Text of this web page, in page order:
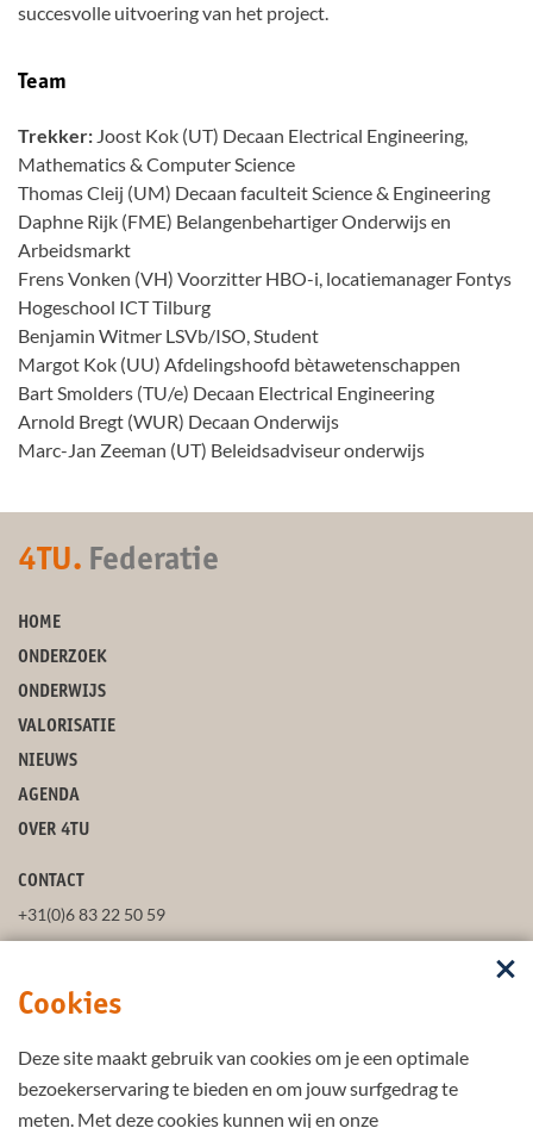
Cookies
Deze site maakt gebruik van cookies om je een optimale
bezoekerservaring te bieden en om jouw surfgedrag te
meten. Met deze cookies kunnen wij en onze
succesvolle uitvoering van het project.
Team
Trekker: Joost Kok (UT) Decaan Electrical Engineering,
Mathematics & Computer Science
Thomas Cleij (UM) Decaan faculteit Science & Engineering
Daphne Rijk (FME) Belangenbehartiger Onderwijs en
Arbeidsmarkt
Frens Vonken (VH) Voorzitter HBO-i, locatiemanager Fontys
Hogeschool ICT Tilburg
Benjamin Witmer LSVb/ISO, Student
Margot Kok (UU) Afdelingshoofd bètawetenschappen
Bart Smolders (TU/e) Decaan Electrical Engineering
Arnold Bregt (WUR) Decaan Onderwijs
Marc-Jan Zeeman (UT) Beleidsadviseur onderwijs
4TU. Federatie
HOME
ONDERZOEK
ONDERWIJS
VALORISATIE
NIEUWS
AGENDA
OVER 4TU
CONTACT
+31(0)6 83 22 50 59
POSTADRES
VOLG ONS